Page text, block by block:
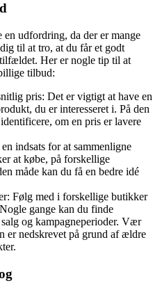
udfordring, da der er mange
til at tro, at du får et godt
Her er nogle tip til at
tilbud:
pris: Det er vigtigt at have en
du er interesseret i. På den
om en pris er lavere
indsats for at sammenligne
at købe, på forskellige
måde kan du få en bedre idé
Følg med i forskellige butikker
gange kan du finde
og kampagneperioder. Vær
er nedskrevet på grund af ældre